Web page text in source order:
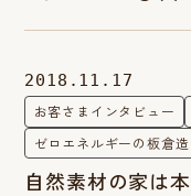
2018.11.17
お客さまインタビュー
ゼロエネルギーの板倉
自然素材の家は